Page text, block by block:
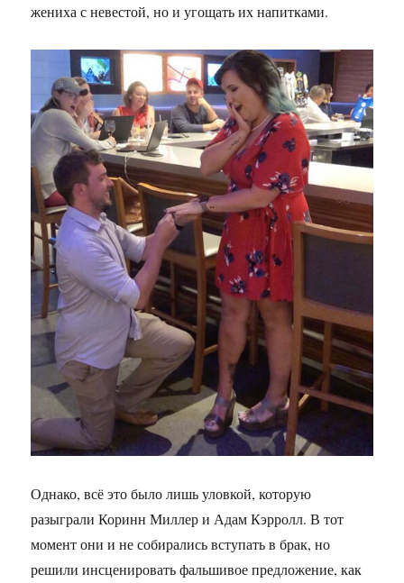
жениха с невестой, но и угощать их напитками.
Однако, всё это было лишь уловкой, которую
разыграли Коринн Миллер и Адам Кэрролл. В тот
момент они и не собирались вступать в брак, но
решили инсценировать фальшивое предложение, как